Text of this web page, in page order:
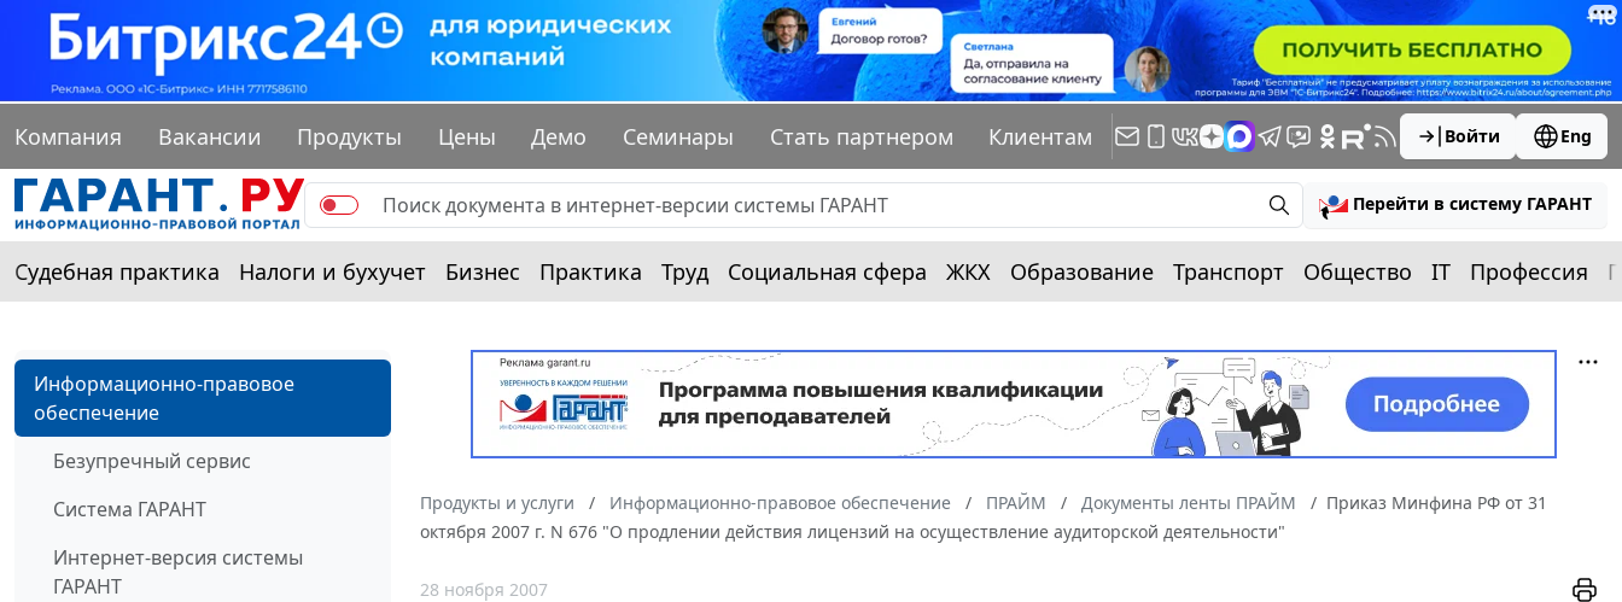
Компания Вакансии Продукты Цены Демо Семинары Стать партнером Клиентам Войти Eng
Перейти в систему ГАРАНТ
Судебная практика Налоги и бухучет Бизнес Практика Труд Социальная сфера ЖКХ Образование Транспорт Общество IT Профессия
Информационно-правовое
обеспечение
Безупречный сервис
Система ГАРАНТ
Интернет-версия системы
ГАРАНТ
Продукты и услуги Информационно-правовое обеспечение ПРАЙМ Документы ленты ПРАЙМ
Приказ Минфина РФ от 31
октября 2007 г. N 676 "О продлении действия лицензий на осуществление аудиторской деятельности"
28 ноября 2007